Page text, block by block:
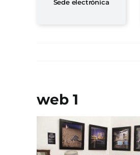
Sede electrónica
web 1